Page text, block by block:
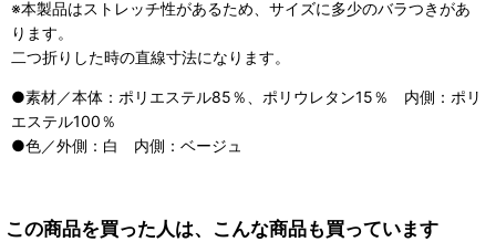
※本製品はストレッチ性があるため、サイズに多少のバラつきがあ
ります。
二つ折りした時の直線寸法になります。
●素材／本体：ポリエステル85％、ポリウレタン15％ 内側：ポリ
エステル100％
●色／外側：白 内側：ベージュ
この商品を買った人は、こんな商品も買っています